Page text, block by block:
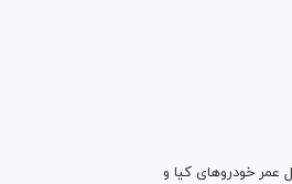
عمر خودروهای کیا و